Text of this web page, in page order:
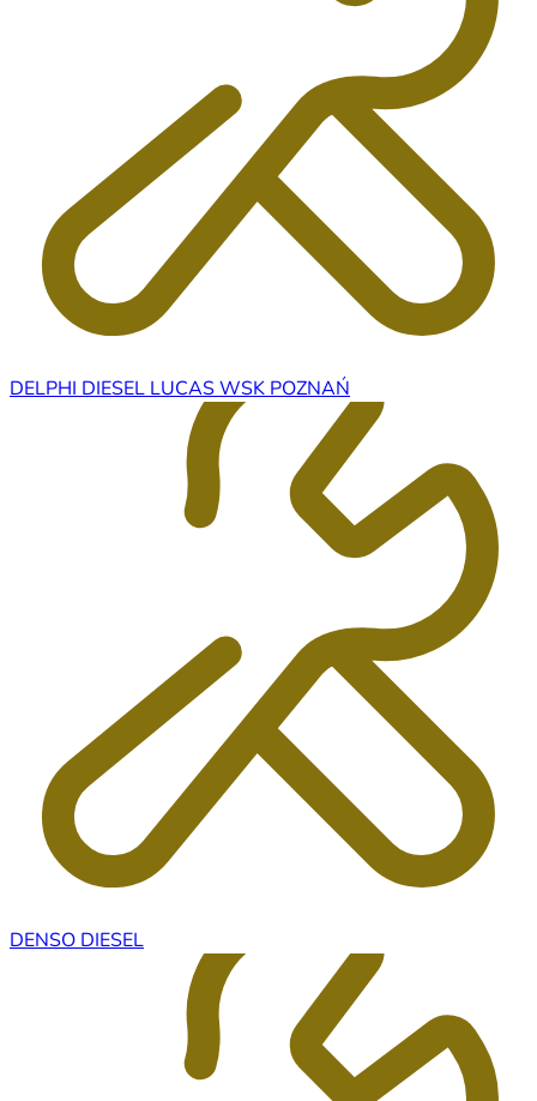
DELPHI DIESEL LUCAS WSK POZNAŃ
DENSO DIESEL